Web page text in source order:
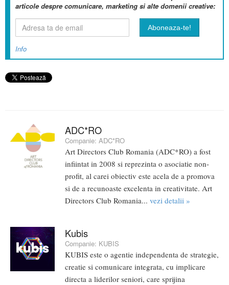
articole despre comunicare, marketing si alte domenii creative:
Info
ADC*RO
Companie: ADC*RO
Art Directors Club Romania (ADC*RO) a fost
infiintat in 2008 si reprezinta o asociatie non-
profit, al carei obiectiv este acela de a promova
si de a recunoaste excelenta in creativitate. Art
Directors Club Romania... vezi detalii »
Kubis
Companie: KUBIS
KUBIS este o agentie independenta de strategie,
creatie si comunicare integrata, cu implicare
directa a liderilor seniori, care sprijina